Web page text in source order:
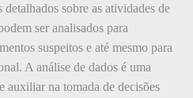
sobre as atividades de
ser analisados para
suspeitos e até mesmo para
A análise de dados é uma
auxiliar na tomada de decisões